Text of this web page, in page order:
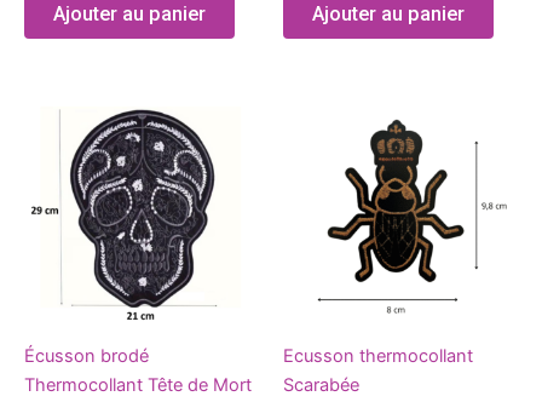
Ajouter au panier Ajouter au panier
Écusson brodé
Thermocollant Tête de Mort
Ecusson thermocollant
Scarabée